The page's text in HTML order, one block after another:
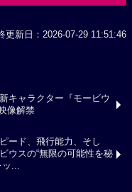
更新日：2026-07-29 11:51:46
キャラクター『モービウ
像解禁
ード、飛行能力、そし
ウスの“無限の可能性を秘
ッ...